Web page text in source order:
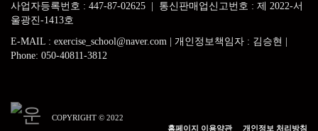
사업자등록번호 : 447-87-02625 | 통신판매업신고번호 : 제 2022-서
울광진-1413호
E-MAIL : exercise_school@naver.com | 개인정보책임자 : 김승현
Phone: 050-40811-3812
COPYRIGHT © 2022
홈페이지 이용약관
개인정보 처리방침